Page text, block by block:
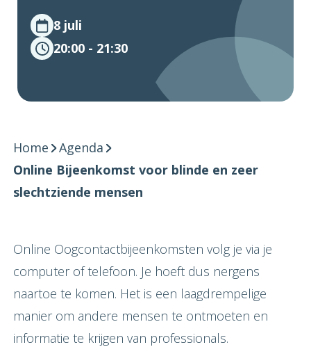
8 juli
20:00 - 21:30
Home
Agenda
Online Bijeenkomst voor blinde en zeer
slechtziende mensen
Online Oogcontactbijeenkomsten volg je via je
computer of telefoon. Je hoeft dus nergens
naartoe te komen. Het is een laagdrempelige
manier om andere mensen te ontmoeten en
informatie te krijgen van professionals.